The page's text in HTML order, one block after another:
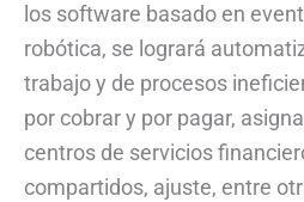
los software basado en
robótica, se logrará
trabajo y de procesos
por cobrar y por pagar,
centros de servicios
compartidos, ajuste, entre